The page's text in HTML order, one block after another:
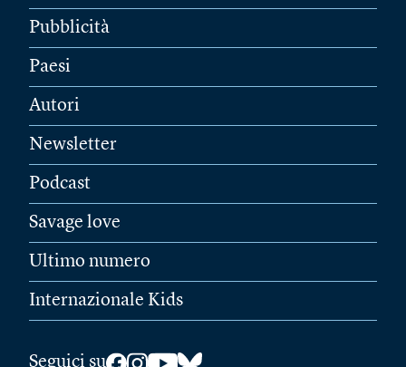
Pubblicità
Paesi
Autori
Newsletter
Podcast
Savage love
Ultimo numero
Internazionale Kids
Seguici su